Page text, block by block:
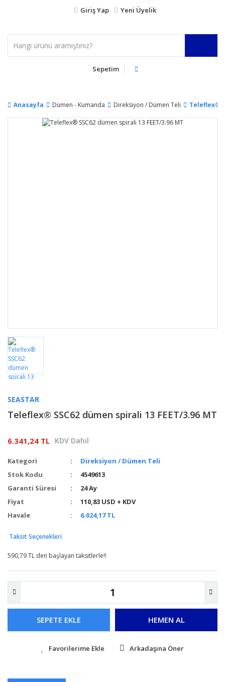
Giriş Yap Yeni Üyelik
Sepetim
Anasayfa Dümen - Kumanda Direksiyon / Dümen Teli Teleflex®
SEASTAR
Teleflex® SSC62 dümen spirali 13 FEET/3.96 MT
6.341,24 TL KDV Dahil
Kategori
Direksiyon / Dümen Teli
Stok Kodu
4549613
Garanti Süresi
24 Ay
Fiyat
110,83 USD + KDV
Havale
6.024,17 TL
Taksit Seçenekleri
590,79 TL den başlayan taksitlerle!!
SEPETE EKLE HEMEN AL
Arkadaşına Öner